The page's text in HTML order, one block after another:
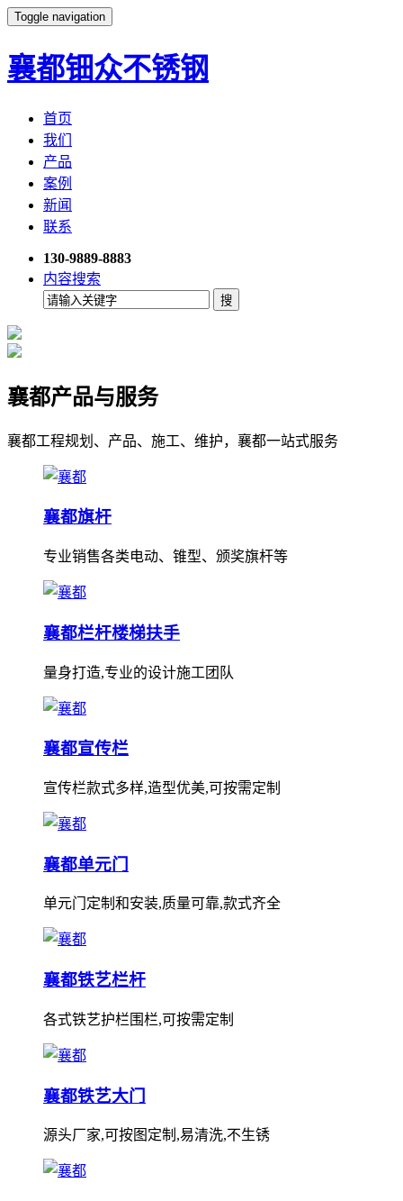
Toggle navigation
襄都钿众不锈钢
首页
我们
产品
案例
新闻
联系
130-9889-8883
内容搜索
襄都产品与服务
襄都工程规划、产品、施工、维护，襄都一站式服务
襄都旗杆
专业销售各类电动、锥型、颁奖旗杆等
襄都栏杆楼梯扶手
量身打造,专业的设计施工团队
襄都宣传栏
宣传栏款式多样,造型优美,可按需定制
襄都单元门
单元门定制和安装,质量可靠,款式齐全
襄都铁艺栏杆
各式铁艺护栏围栏,可按需定制
襄都铁艺大门
源头厂家,可按图定制,易清洗,不生锈